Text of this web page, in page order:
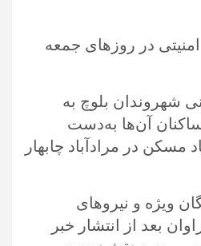
در روزهای جمعه
شهروندان بلوچ به
آن‌ها به‌دست
مسکن در مرادآباد چابهار
ویژه و نیروهای
بعد از انتشار خبر